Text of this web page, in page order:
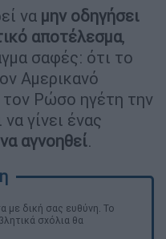
να μην οδηγήσει
αποτέλεσμα,
σαφές: ότι το
Αμερικανό
τον Ρώσο ηγέτη την
γίνει ένας
αγνοηθεί.
με δική σας ευθύνη. Το
σχόλια θα